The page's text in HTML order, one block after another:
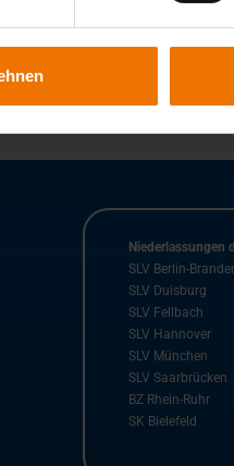
Niederlassungen
SLV Berlin-
SLV Duisburg
SLV Fellbach
SLV Hannover
SLV München
SLV Saarbrücken
BZ Rhein-Ruhr
SK Bielefeld